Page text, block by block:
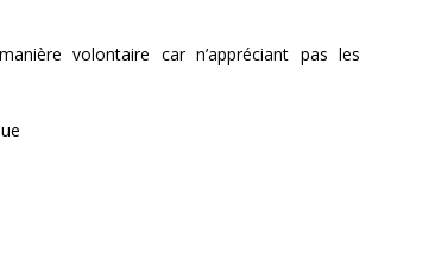
volontaire car n’appréciant pas les